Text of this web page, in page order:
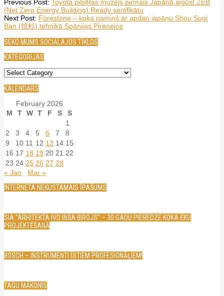
2026-
02-
25
Previous Post:
Toyota pilsētas muzejs pirmais Japānā iegūst ZEB
(Net Zero Energy Building) Ready sertifikātu
Next Post: Forestone – koka namiņš ar apdari japāņu Shou Sugi
Ban (焼杉) tehnikā Spānijas Pirenejos
SEKO MUMS SOCIĀLAJOS TĪKLOS
KATEGORIJAS
Kategorijas
KALENDĀRS
February 2026
M
T W T F S
S
1
2
3 4 5 6 7
8
9
10 11 12 13 14 15
16 17 18 19 20 21 22
23 24 25 26 27 28
« Jan
Mar »
INTERNETA NEKUSTAMAIS ĪPAŠUMS
SIA “ARHITEKTA IVO INŠA BIROJS” – 30 GADU PIEREDZE KOKA ĒKU
PROJEKTĒŠANĀ
BOSCH – INSTRUMENTI ĪSTIEM PROFESIONĀĻIEM!
TAGU MĀKONIS